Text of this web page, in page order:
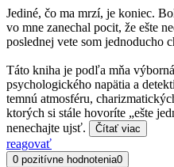
Jediné, čo ma mrzí, je koniec.
vo mne zanechal pocit, že ešte
poslednej vete som jednoducho
Táto kniha je podľa mňa
psychologického napätia a
temnú atmosféru,
ktorých si stále hovoríte „ešte
nenechajte ujsť.
Čítať viac
reagovať
0 pozitívne hodnotenia0